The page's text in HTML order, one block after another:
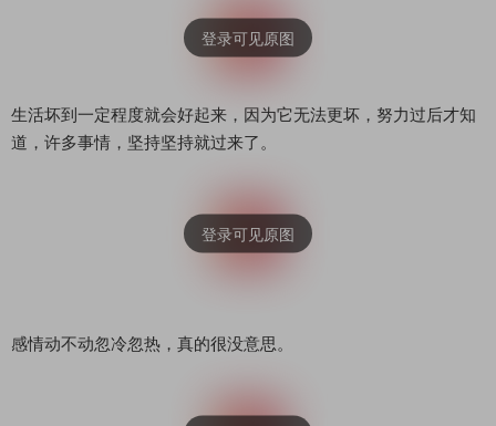
生活坏到一定程度就会好起来，因为它无法更坏，努力过后才知
道，许多事情，坚持坚持就过来了。
感情动不动忽冷忽热，真的很没意思。